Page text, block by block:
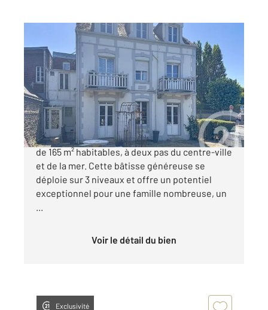
VILLERS SUR MER 14
165 m , 10 pièces
Ref : 14256
Maison à vendre
665 000 €
Rare sur le marché : maison de charme de plus
de 165 m² habitables, à deux pas du centre-ville
et de la mer. Cette bâtisse généreuse se
déploie sur 3 niveaux et offre un potentiel
exceptionnel pour une famille nombreuse, un
...
Voir le détail du bien
Exclusivité